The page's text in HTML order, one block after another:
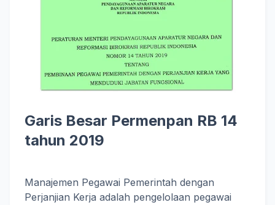
Garis Besar Permenpan RB 14
tahun 2019
Manajemen Pegawai Pemerintah dengan
Perjanjian Kerja adalah pengelolaan pegawai